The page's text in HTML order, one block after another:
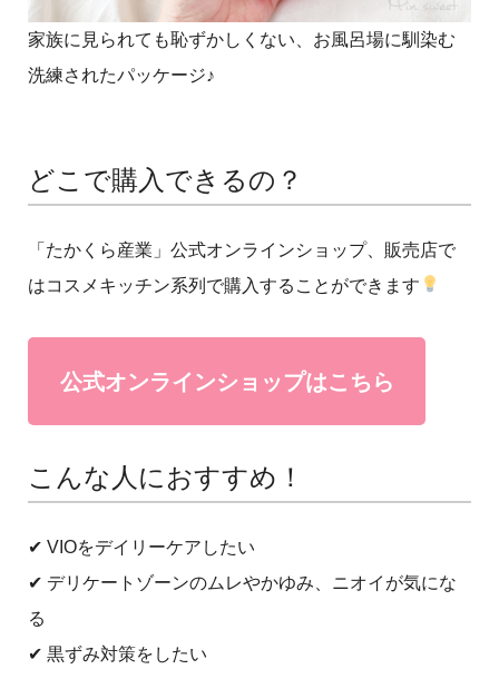
家族に見られても恥ずかしくない、お風呂場に馴染む
洗練されたパッケージ♪
どこで購入できるの？
「たかくら産業」公式オンラインショップ、販売店で
はコスメキッチン系列で購入することができます
公式オンラインショップはこちら
こんな人におすすめ！
✔︎ VIOをデイリーケアしたい
✔︎ デリケートゾーンのムレやかゆみ、ニオイが気にな
る
✔︎ 黒ずみ対策をしたい